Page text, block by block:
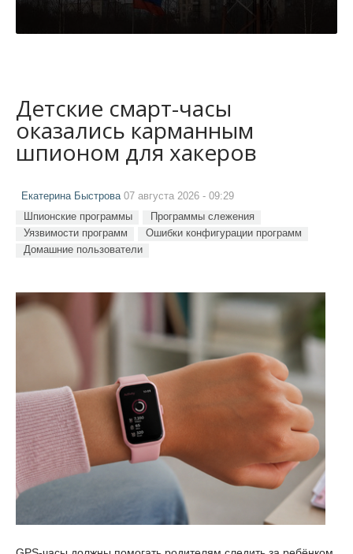
Детские смарт-часы
оказались карманным
шпионом для хакеров
Екатерина Быстрова07 августа 2026 - 09:29
Шпионские программы
Программы слежения
Уязвимости программ
Ошибки конфигурации программ
Домашние пользователи